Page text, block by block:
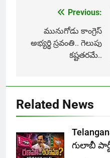
navigation
Previous:
మునుగోడు కాంగ్రెస్
అభ్యర్థి స్రవంతి.. గెలుపు
కష్టతరమే..
Related News
గులాబీ